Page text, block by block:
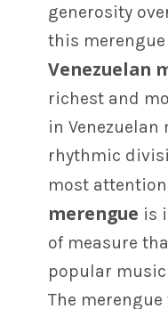
generosity
this
Venezuelan
richest and
in
rhythmic
most
merengue is
of measure
popular
The